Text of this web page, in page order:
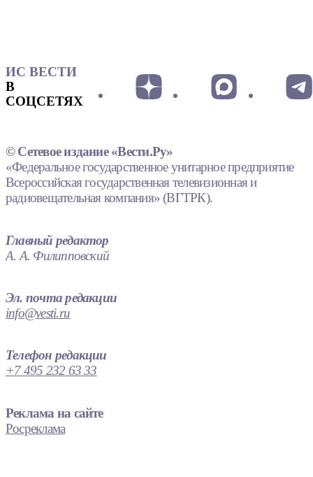
ИС ВЕСТИ
В
СОЦСЕТЯХ
© Сетевое издание «Вести.Ру»
«Федеральное государственное унитарное предприятие
Всероссийская государственная телевизионная и
радиовещательная компания» (ВГТРК).
Главный редактор
А. А. Филипповский
Эл. почта редакции
info@vesti.ru
Телефон редакции
+7 495 232 63 33
Реклама на сайте
Росреклама